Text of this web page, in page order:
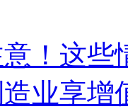
！这些
业享增